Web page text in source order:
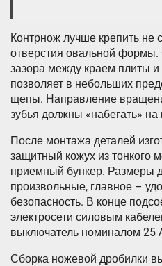
Контрнож лучше крепить не
отверстия овальной
зазора между краем плиты
позволяет в небольших
щепы. Направление
зубья должны «набегать» на
После монтажа деталей
защитный кожух из тонкого
приемный бункер. Размеры
произвольные, главное –
безопасность. В конце
электросети силовым
выключатель номиналом 25
Сборка ножевой дробилки